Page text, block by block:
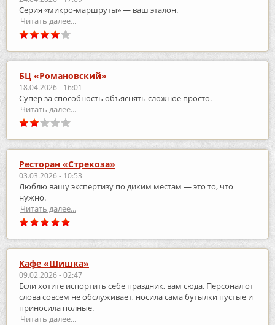
Серия «микро‑маршруты» — ваш эталон.
Читать далее...
БЦ «Романовский»
18.04.2026 - 16:01
Супер за способность объяснять сложное просто.
Читать далее...
Ресторан «Стрекоза»
03.03.2026 - 10:53
Люблю вашу экспертизу по диким местам — это то, что
нужно.
Читать далее...
Кафе «Шишка»
09.02.2026 - 02:47
Если хотите испортить себе праздник, вам сюда. Персонал от
слова совсем не обслуживает, носила сама бутылки пустые и
приносила полные.
Читать далее...